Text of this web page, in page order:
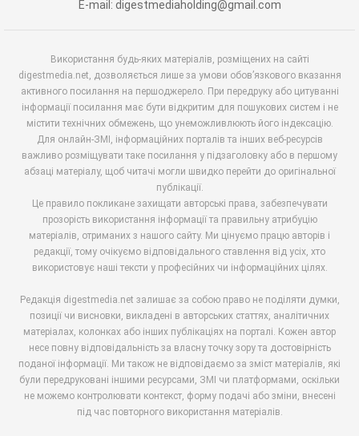
E-mail: digestmediaholding@gmail.com
Використання будь-яких матеріалів, розміщених на сайті
digestmedia.net, дозволяється лише за умови обов’язкового вказання
активного посилання на першоджерело. При передруку або цитуванні
інформації посилання має бути відкритим для пошукових систем і не
містити технічних обмежень, що унеможливлюють його індексацію.
Для онлайн-ЗМІ, інформаційних порталів та інших веб-ресурсів
важливо розміщувати таке посилання у підзаголовку або в першому
абзаці матеріалу, щоб читачі могли швидко перейти до оригінальної
публікації.
Це правило покликане захищати авторські права, забезпечувати
прозорість використання інформації та правильну атрибуцію
матеріалів, отриманих з нашого сайту. Ми цінуємо працю авторів і
редакції, тому очікуємо відповідального ставлення від усіх, хто
використовує наші тексти у професійних чи інформаційних цілях.
Редакція digestmedia.net залишає за собою право не поділяти думки,
позиції чи висновки, викладені в авторських статтях, аналітичних
матеріалах, колонках або інших публікаціях на порталі. Кожен автор
несе повну відповідальність за власну точку зору та достовірність
поданої інформації. Ми також не відповідаємо за зміст матеріалів, які
були передруковані іншими ресурсами, ЗМІ чи платформами, оскільки
не можемо контролювати контекст, форму подачі або зміни, внесені
під час повторного використання матеріалів.